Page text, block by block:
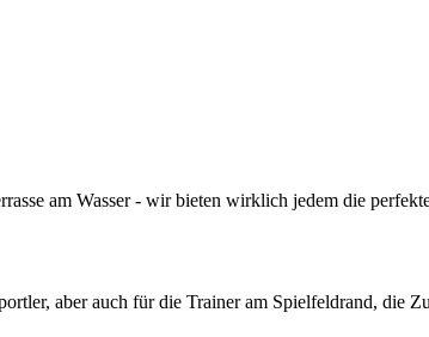
am Wasser - wir bieten wirklich jedem die
aber auch für die Trainer am Spielfeldrand, die